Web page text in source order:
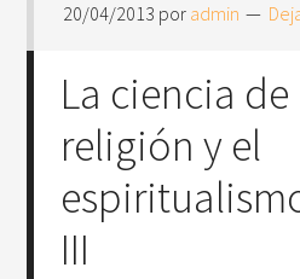
20/04/2013 por admin
La ciencia de
religión y el
III